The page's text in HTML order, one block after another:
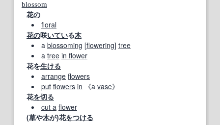
blossom
花の
floral
花の咲いている木
a blossoming [flowering] tree
a tree in flower
花を生ける
arrange flowers
put flowers in 《a vase》
花を切る
cut a flower
(草や木が)花をつける